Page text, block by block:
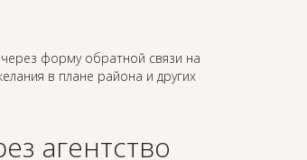
форму обратной связи на
в плане района и других
агентство